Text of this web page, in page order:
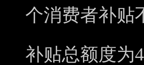
个消费者补贴
补贴总额度为